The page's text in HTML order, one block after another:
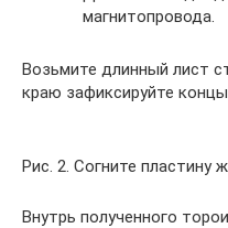
магнитопровода.
Возьмите длинный лист
краю зафиксируйте концы.
Рис. 2. Согните пластину
Внутрь полученного